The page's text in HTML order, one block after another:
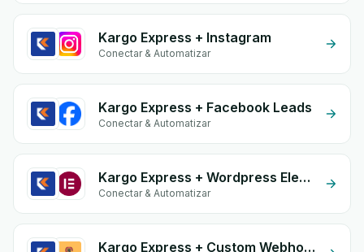
Kargo Express + Instagram
Conectar & Automatizar
Kargo Express + Facebook Leads
Conectar & Automatizar
Kargo Express + Wordpress Elementor
Conectar & Automatizar
Kargo Express + Custom Webhook